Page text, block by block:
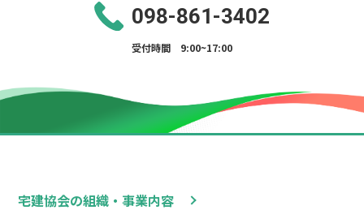
098-861-3402
受付時間 9:00~17:00
宅建協会の組織・事業内容